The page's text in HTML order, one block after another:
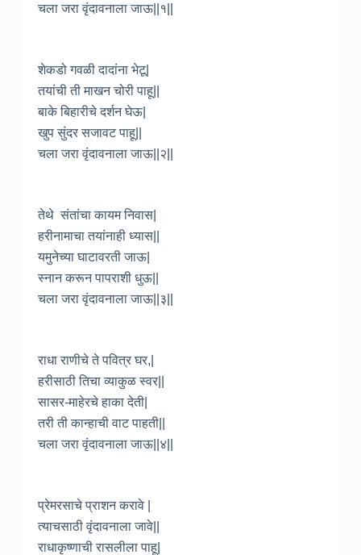
चला जरा वृंदावनाला जाऊ||१||
शेकडो गवळी दादांना भेटू|
तयांची ती माखन चोरी पाहू||
बाके बिहारीचे दर्शन घेऊ|
खुप सुंदर सजावट पाहू||
चला जरा वृंदावनाला जाऊ||२||
तेथे संतांचा कायम निवास|
हरीनामाचा तयांनाही ध्यास||
यमुनेच्या घाटावरती जाऊ|
स्नान करून पापराशी धुऊ||
चला जरा वृंदावनाला जाऊ||३||
राधा राणीचे ते पवित्र घर,|
हरीसाठी तिचा व्याकुळ स्वर||
सासर-माहेरचे हाका देती|
तरी ती कान्हाची वाट पाहती||
चला जरा वृंदावनाला जाऊ||४||
प्रेमरसाचे प्राशन करावे |
त्याचसाठी वृंदावनाला जावे||
राधाकृष्णाची रासलीला पाहू|